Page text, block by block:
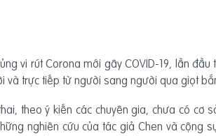
vi rút Corona mới gây COVID-19, lần
và trực tiếp từ người sang người qua giọt
theo ý kiến các chuyên gia, chưa có cơ
nghiên cứu của tác giả Chen và